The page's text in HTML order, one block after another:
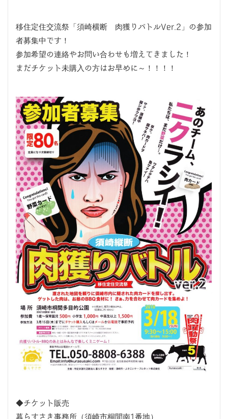
移住定住交流祭「須崎横断 肉獲りバトルVer.2」の参加
者募集中です！
参加希望の連絡やお問い合わせも増えてきました！
まだチケット未購入の方はお早めに～！！！！
◆チケット販売
暮らすさき事務所（須崎市桐間南1番地）